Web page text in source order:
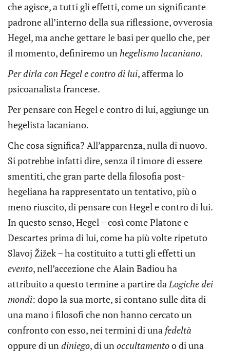
che agisce, a tutti gli effetti, come un significante
padrone all’interno della sua riflessione, ovverosia
Hegel, ma anche gettare le basi per quello che, per
il momento, definiremo unhegelismo lacaniano.
Per dirla con Hegel e contro di lui, afferma lo
psicoanalista francese.
Per pensare con Hegel e contro di lui, aggiunge un
hegelista lacaniano.
Che cosa significa? All’apparenza, nulla di nuovo.
Si potrebbe infatti dire, senza il timore di essere
smentiti, che gran parte della filosofia post-
hegeliana ha rappresentato un tentativo, più o
meno riuscito, di pensare con Hegel e contro di lui.
In questo senso, Hegel – così come Platone e
Descartes prima di lui, come ha più volte ripetuto
Slavoj Žižek – ha costituito a tutti gli effetti un
evento, nell’accezione che Alain Badiou ha
attribuito a questo termine a partire daLogiche dei
mondi: dopo la sua morte, si contano sulle dita di
una mano i filosofi che non hanno cercato un
confronto con esso, nei termini di una fedeltà
oppure di undiniego, di unoccultamentoo di una